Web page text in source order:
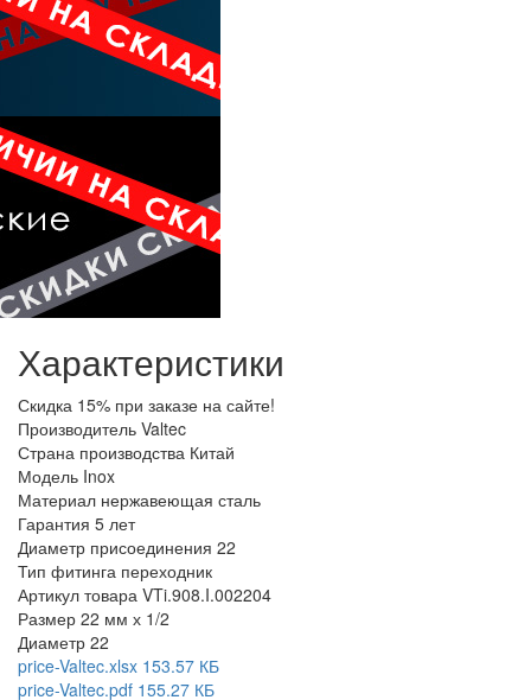
Характеристики
Скидка 15% при заказе на сайте!
Производитель Valtec
Страна производства Китай
Модель Inox
Материал нержавеющая сталь
Гарантия 5 лет
Диаметр присоединения 22
Тип фитинга переходник
Артикул товара VTi.908.I.002204
Размер 22 мм х 1/2
Диаметр 22
price-Valtec.xlsx 153.57 КБ
price-Valtec.pdf 155.27 КБ